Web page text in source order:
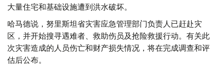
大量住宅和基础设施遭到洪水破坏。
哈马德说，努里斯坦省灾害应急管理部门负责人已赶赴灾
区，并开始搜寻遇难者、救助伤员及抢险救援行动。有关此
次灾害造成的人员伤亡和财产损失情况，将在完成调查和评
估后公布。